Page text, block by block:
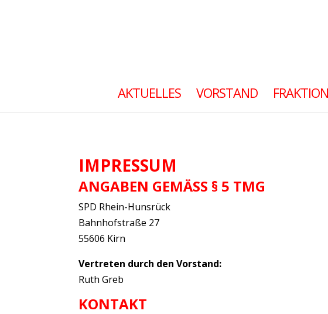
AKTUELLES VORSTAND FRAKTION
IMPRESSUM
ANGABEN GEMÄSS § 5 TMG
SPD Rhein-Hunsrück
Bahnhofstraße 27
55606 Kirn
Vertreten durch den Vorstand:
Ruth Greb
KONTAKT